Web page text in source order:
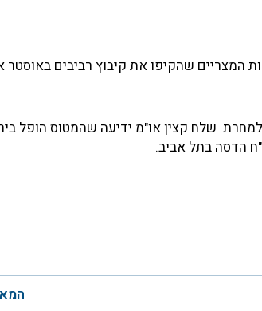
שלח קצין או"מ ידיעה שהמטוס הופל
הדסה בתל אביב.